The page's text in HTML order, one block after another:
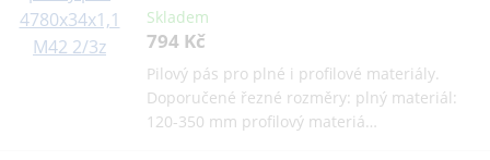
Skladem
794 Kč
Pilový pás pro plné i profilové materiály.
Doporučené řezné rozměry: plný materiál:
120-350 mm profilový materiá…